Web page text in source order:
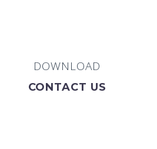
DOWNLOAD
CONTACT US